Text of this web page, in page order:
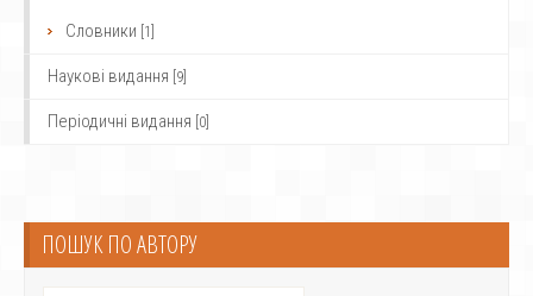
Словники [1]
Наукові видання [9]
Періодичні видання [0]
ПОШУК ПО АВТОРУ